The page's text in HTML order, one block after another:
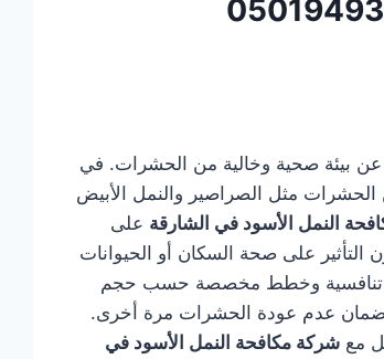
عن بيئة صحية وخالية من الحشرات. في
الحشرات مثل الصراصير والنمل الأبيض
النمل الأسود في الشارقة على
التأثير على صحة السكان أو الحيوانات
تنافسية وخطط مخصصة حسب حجم
لضمان عدم عودة الحشرات مرة أخرى.
معشركة مكافحة النمل الأسود في